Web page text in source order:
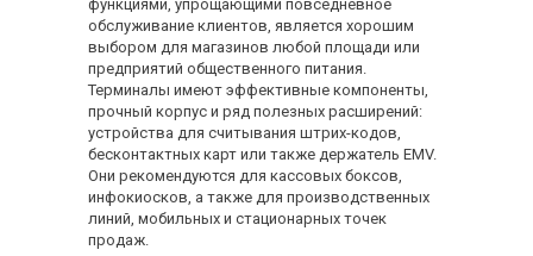
функциями, упрощающими повседневное
обслуживание клиентов, является хорошим
выбором для магазинов любой площади или
предприятий общественного питания.
Терминалы имеют эффективные компоненты,
прочный корпус и ряд полезных расширений:
устройства для считывания штрих-кодов,
бесконтактных карт или также держатель EMV.
Они рекомендуются для кассовых боксов,
инфокиосков, а также для производственных
линий, мобильных и стационарных точек
продаж.